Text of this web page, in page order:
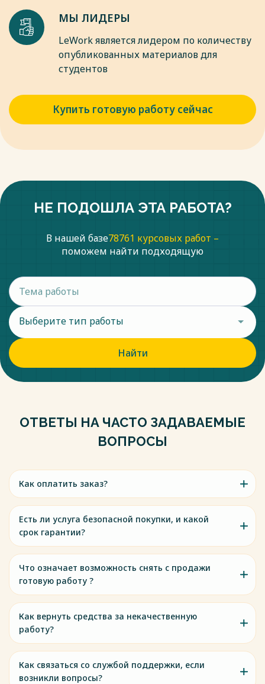
МЫ ЛИДЕРЫ
LeWork является лидером по количеству
опубликованных материалов для
студентов
Купить готовую работу сейчас
НЕ ПОДОШЛА ЭТА РАБОТА?
В нашей базе78761 курсовых работ –
поможем найти подходящую
Выберите тип работы
Найти
ОТВЕТЫ НА ЧАСТО ЗАДАВАЕМЫЕ
ВОПРОСЫ
Как оплатить заказ?
Есть ли услуга безопасной покупки, и какой
срок гарантии?
Что означает возможность снять с продажи
готовую работу ?
Как вернуть средства за некачественную
работу?
Как связаться со службой поддержки, если
возникли вопросы?